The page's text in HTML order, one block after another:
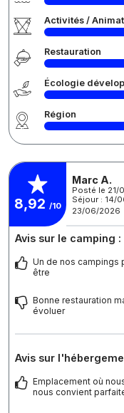
Activités /
Restauration
Écologie
Région
8,92 /10
Marc A.
Posté le 21/
Séjour : 14/
23/06/2026
Avis sur le camping :
Un de nos campings
être
Bonne restauration
évoluer
Avis sur
Emplacement où
nous convient